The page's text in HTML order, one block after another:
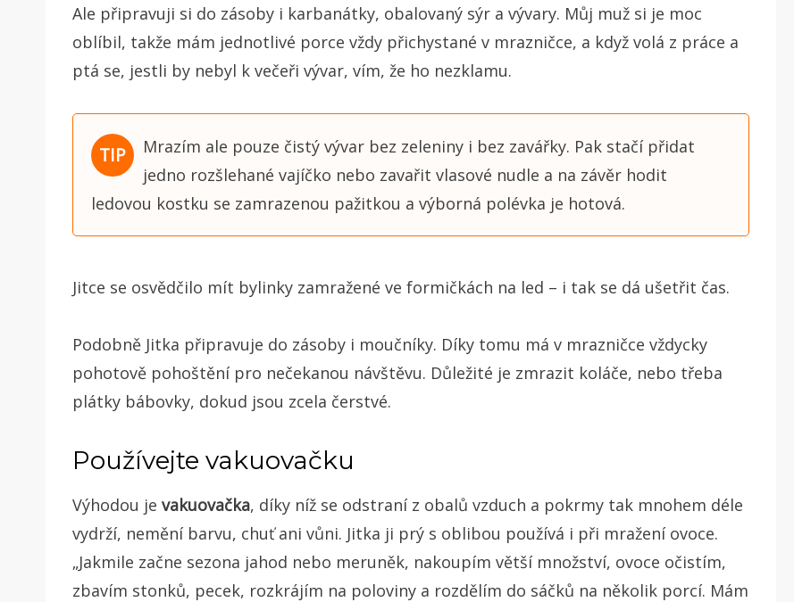
Ale připravuji si do zásoby i karbanátky, obalovaný sýr a vývary. Můj muž si je moc
oblíbil, takže mám jednotlivé porce vždy přichystané v mrazničce, a když volá z práce a
ptá se, jestli by nebyl k večeři vývar, vím, že ho nezklamu.
Mrazím ale pouze čistý vývar bez zeleniny i bez zavářky. Pak stačí přidat
jedno rozšlehané vajíčko nebo zavařit vlasové nudle a na závěr hodit
ledovou kostku se zamrazenou pažitkou a výborná polévka je hotová.
Jitce se osvědčilo mít bylinky zamražené ve formičkách na led – i tak se dá ušetřit čas.
Podobně Jitka připravuje do zásoby i moučníky. Díky tomu má v mrazničce vždycky
pohotově pohoštění pro nečekanou návštěvu. Důležité je zmrazit koláče, nebo třeba
plátky bábovky, dokud jsou zcela čerstvé.
Používejte vakuovačku
Výhodou je vakuovačka, díky níž se odstraní z obalů vzduch a pokrmy tak mnohem déle
vydrží, nemění barvu, chuť ani vůni. Jitka ji prý s oblibou používá i při mražení ovoce.
„Jakmile začne sezona jahod nebo meruněk, nakoupím větší množství, ovoce očistím,
zbavím stonků, pecek, rozkrájím na poloviny a rozdělím do sáčků na několik porcí. Mám